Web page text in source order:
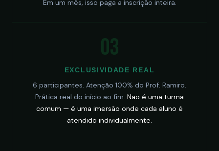
Em um mês, isso paga a inscrição inteira.
03
EXCLUSIVIDADE REAL
6 participantes. Atenção 100% do Prof. Ramiro.
Prática real do início ao fim. Não é uma turma
comum — é uma imersão onde cada aluno é
atendido individualmente.